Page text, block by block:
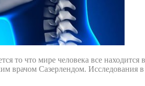
то что мире человека все
врачом Сазерлендом.